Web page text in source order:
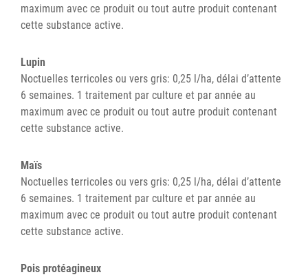
maximum avec ce produit ou tout autre produit contenant
cette substance active.
Lupin
Noctuelles terricoles ou vers gris: 0,25 l/ha, délai d’attente
6 semaines. 1 traitement par culture et par année au
maximum avec ce produit ou tout autre produit contenant
cette substance active.
Maïs
Noctuelles terricoles ou vers gris: 0,25 l/ha, délai d’attente
6 semaines. 1 traitement par culture et par année au
maximum avec ce produit ou tout autre produit contenant
cette substance active.
Pois protéagineux